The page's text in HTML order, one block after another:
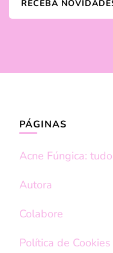
PÁGINAS
Acne Fúngica:
Autora
Colabore
Política de Cookies